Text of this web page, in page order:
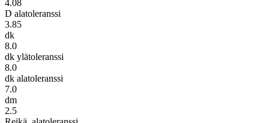
4.08
D alatoleranssi
3.85
dk
8.0
dk ylätoleranssi
8.0
dk alatoleranssi
7.0
dm
2.5